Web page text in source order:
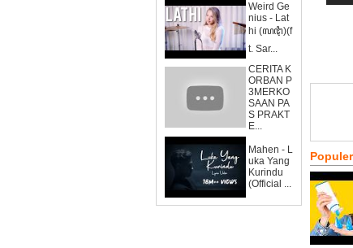
Weird Ge
nius - Lat
hi (ꦭꦛꦶ)(f
t. Sar...
CERITA K
ORBAN P
3MERKO
SAAN PA
S PRAKT
E...
Mahen - L
uka Yang
Kurindu
(Official ...